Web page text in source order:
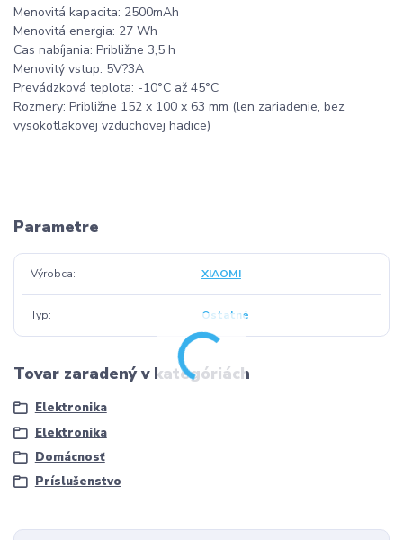
Menovitá kapacita: 2500mAh
Menovitá energia: 27 Wh
Cas nabíjania: Približne 3,5 h
Menovitý vstup: 5V?3A
Prevádzková teplota: -10°C až 45°C
Rozmery: Približne 152 x 100 x 63 mm (len zariadenie, bez
vysokotlakovej vzduchovej hadice)
Parametre
Výrobca XIAOMI
Typ Ostatné
Tovar zaradený v kategóriách
Elektronika
Elektronika
Domácnosť
Príslušenstvo